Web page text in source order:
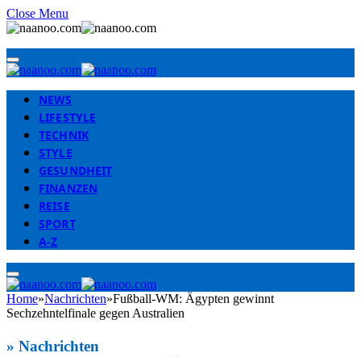
Close Menu
NEWS
LIFESTYLE
TECHNIK
STYLE
GESUNDHEIT
FINANZEN
REISE
SPORT
A-Z
Home»Nachrichten»Fußball-WM: Ägypten gewinnt
Sechzehntelfinale gegen Australien
» Nachrichten